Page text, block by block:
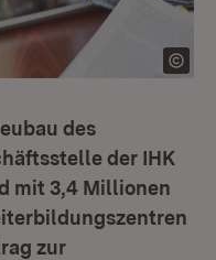
des
der IHK
mit 3,4 Millionen
zur